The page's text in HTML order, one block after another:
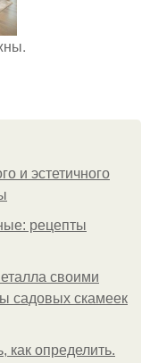
и эстетичного
рецепты
своими
садовых скамеек
определить.